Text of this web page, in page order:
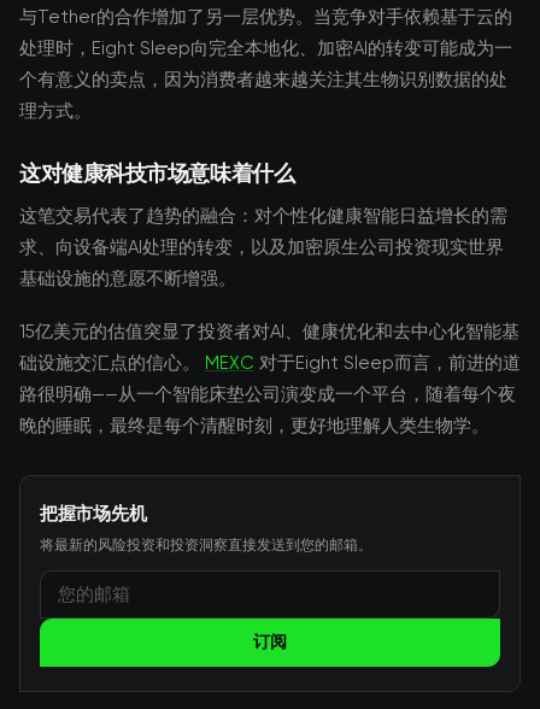
与Tether的合作增加了另一层优势。当竞争对手依赖基于云的
处理时，Eight Sleep向完全本地化、加密AI的转变可能成为一
个有意义的卖点，因为消费者越来越关注其生物识别数据的处
理方式。
这对健康科技市场意味着什么
这笔交易代表了趋势的融合：对个性化健康智能日益增长的需
求、向设备端AI处理的转变，以及加密原生公司投资现实世界
基础设施的意愿不断增强。
15亿美元的估值突显了投资者对AI、健康优化和去中心化智能基
础设施交汇点的信心。 MEXC 对于Eight Sleep而言，前进的道
路很明确——从一个智能床垫公司演变成一个平台，随着每个夜
晚的睡眠，最终是每个清醒时刻，更好地理解人类生物学。
把握市场先机
将最新的风险投资和投资洞察直接发送到您的邮箱。
订阅